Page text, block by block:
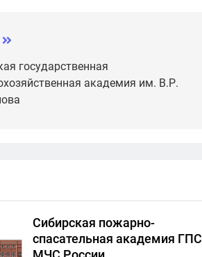
государственная
академия им. В.Р.
Сибирская пожарно-
спасательная академия ГПС